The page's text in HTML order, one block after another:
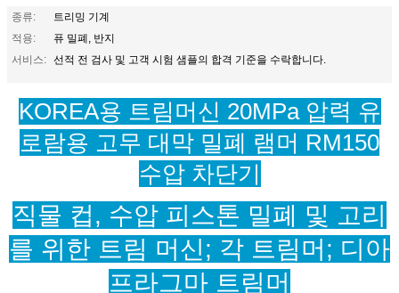
종류:
트리밍 기계
적용:
퓨 밀폐, 반지
서비스: 선적 전 검사 및 고객 시험 샘플의 합격 기준을 수락합니다.
KOREA용 트림머신 20MPa 압력 유
로람용 고무 대막 밀폐 램머 RM150
수압 차단기
직물 컵, 수압 피스톤 밀폐 및 고리
를 위한 트림 머신; 각 트림머; 디아
프라그마 트림머